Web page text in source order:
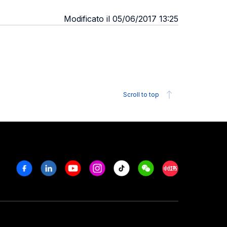
Modificato il 05/06/2017 13:25
Scroll to top
FacebookLinkedinYoutubeInstagram
Tiktok WeechatXiaohongshu/